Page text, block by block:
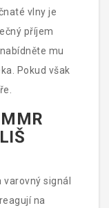
vlny je
příjem
mu
Pokud však
varovný signál
na